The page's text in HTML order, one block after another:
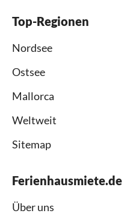
Top-Regionen
Nordsee
Ostsee
Mallorca
Weltweit
Sitemap
Ferienhausmiete.de
Über uns